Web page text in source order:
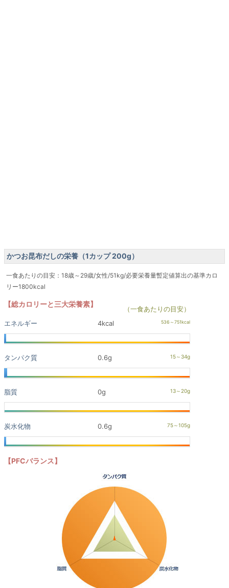
かつお昆布だしの栄養（1カップ 200g）
一食あたりの目安：18歳～29歳/女性/51kg/必要栄養量暫定値算出の基準カロ
リー1800kcal
【総カロリーと三大栄養素】
（一食あたりの目安）
エネルギー
4kcal
タンパク質 0.6g
脂質 0g
炭水化物 0.6g
【PFCバランス】